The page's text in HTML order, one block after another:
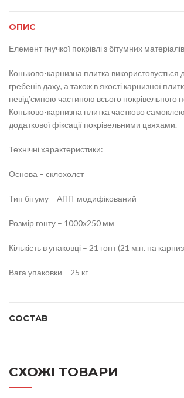
ОПИС
Елемент гнучкої покрівлі з бітумних
Коньково-карнизна плитка використовується
гребенів даху, а також в якості карнизної
невід’ємною частиною всього покрівельного
Коньково-карнизна плитка частково
додаткової фіксації покрівельними цвяхами.
Технічні характеристики:
Основа – склохолст
Тип бітуму – АПП-модифікований
Розмір гонту – 1000х250 мм
Кількість в упаковці – 21 гонт (21 м.п. на
Вага упаковки – 25 кг
СОСТАВ
СХОЖІ ТОВАРИ